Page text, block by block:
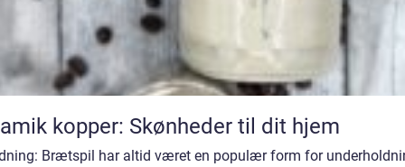
kopper: Skønheder til dit hjem
Brætspil har altid været en populær form for